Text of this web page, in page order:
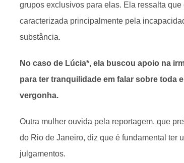
grupos exclusivos para elas. Ela ressalta
caracterizada principalmente pela
substância.
No caso de Lúcia*, ela buscou apoio na
para ter tranquilidade em falar sobre toda
vergonha.
Outra mulher ouvida pela reportagem, que
do Rio de Janeiro, diz que é fundamental ter
julgamentos.